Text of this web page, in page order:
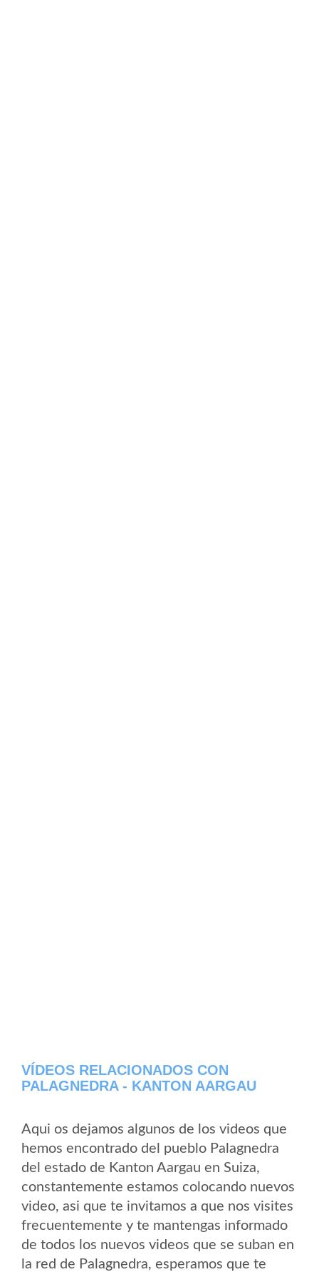
VÍDEOS RELACIONADOS CON
PALAGNEDRA - KANTON AARGAU
Aqui os dejamos algunos de los videos que
hemos encontrado del pueblo Palagnedra
del estado de Kanton Aargau en Suiza,
constantemente estamos colocando nuevos
video, asi que te invitamos a que nos visites
frecuentemente y te mantengas informado
de todos los nuevos videos que se suban en
la red de Palagnedra, esperamos que te